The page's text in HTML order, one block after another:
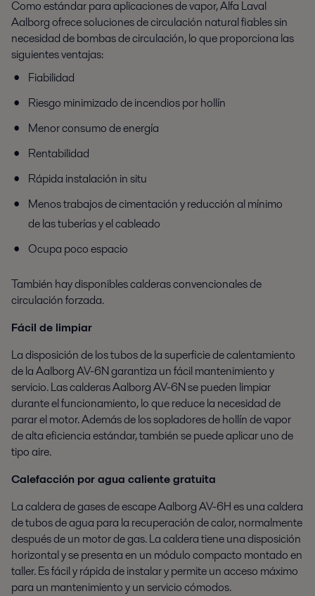
Como estándar para aplicaciones de vapor, Alfa Laval
Aalborg ofrece soluciones de circulación natural fiables sin
necesidad de bombas de circulación, lo que proporciona las
siguientes ventajas:
Fiabilidad
Riesgo minimizado de incendios por hollín
Menor consumo de energía
Rentabilidad
Rápida instalación in situ
Menos trabajos de cimentación y reducción al mínimo
de las tuberías y el cableado
Ocupa poco espacio
También hay disponibles calderas convencionales de
circulación forzada.
Fácil de limpiar
La disposición de los tubos de la superficie de calentamiento
de la Aalborg AV-6N garantiza un fácil mantenimiento y
servicio. Las calderas Aalborg AV-6N se pueden limpiar
durante el funcionamiento, lo que reduce la necesidad de
parar el motor. Además de los sopladores de hollín de vapor
de alta eficiencia estándar, también se puede aplicar uno de
tipo aire.
Calefacción por agua caliente gratuita
La caldera de gases de escape Aalborg AV-6H es una caldera
de tubos de agua para la recuperación de calor, normalmente
después de un motor de gas. La caldera tiene una disposición
horizontal y se presenta en un módulo compacto montado en
taller. Es fácil y rápida de instalar y permite un acceso máximo
para un mantenimiento y un servicio cómodos.